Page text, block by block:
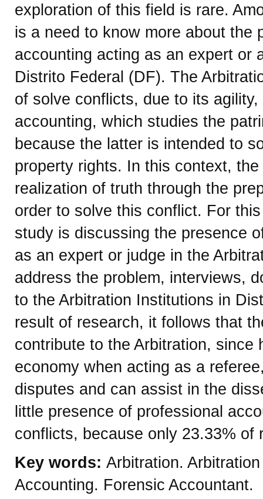
exploration of this field is rare.
is a need to know more about the
accounting acting as an expert or
Distrito Federal (DF). The
of solve conflicts, due to its
accounting, which studies the
because the latter is intended to
property rights. In this context,
realization of truth through the
order to solve this conflict. For
study is discussing the presence
as an expert or judge in the
address the problem, interviews,
to the Arbitration Institutions in
result of research, it follows that
contribute to the Arbitration, since
economy when acting as a
disputes and can assist in the
little presence of professional
conflicts, because only 23.33% of
Key words: Arbitration.
Accounting. Forensic Accountant.